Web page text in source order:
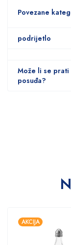
Povezane
podrijetlo
Može li se
posuđa?
AKCIJA